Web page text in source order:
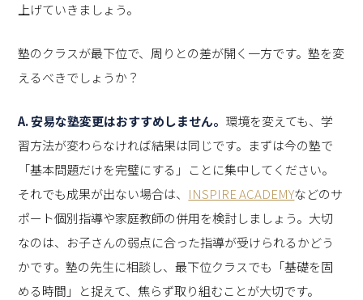
上げていきましょう。
塾のクラスが最下位で、周りとの差が開く一方です。塾を変
えるべきでしょうか？
A. 安易な塾変更はおすすめしません。 環境を変えても、学
習方法が変わらなければ結果は同じです。まずは今の塾で
「基本問題だけを完璧にする」ことに集中してください。
それでも成果が出ない場合は、 INSPIRE ACADEMYなどのサ
ポート個別指導や家庭教師の併用を検討しましょう。大切
なのは、お子さんの弱点に合った指導が受けられるかどう
かです。塾の先生に相談し、最下位クラスでも「基礎を固
める時間」と捉えて、焦らず取り組むことが大切です。